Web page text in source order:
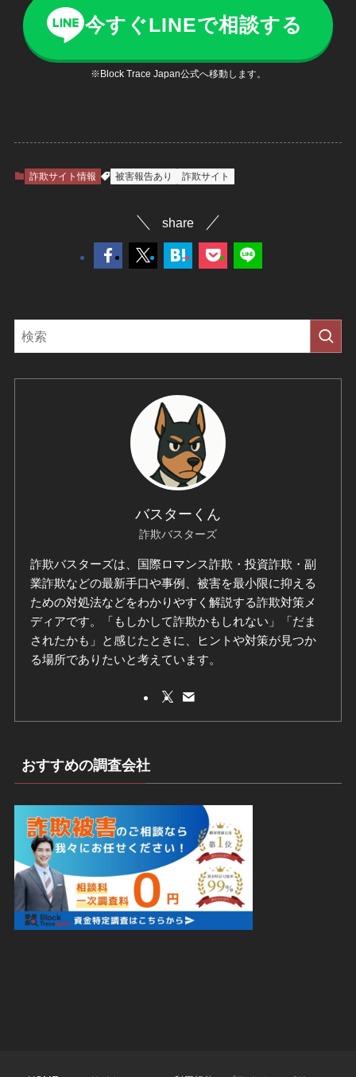
今すぐLINEで相談する
※Block Trace Japan公式へ移動します。
詐欺サイト情報 被害報告あり 詐欺サイト
share
バスターくん
詐欺バスターズ
詐欺バスターズは、国際ロマンス詐欺・投資詐欺・副
業詐欺などの最新手口や事例、被害を最小限に抑える
ための対処法などをわかりやすく解説する詐欺対策メ
ディアです。「もしかして詐欺かもしれない」「だま
されたかも」と感じたときに、ヒントや対策が見つか
る場所でありたいと考えています。
おすすめの調査会社